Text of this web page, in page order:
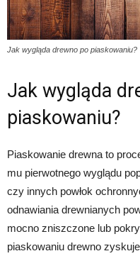
Jak wygląda drewno po piaskowaniu?
Jak wygląda
piaskowaniu?
Piaskowanie drewna to
mu pierwotnego wyglądu
czy innych powłok
odnawiania drewnianych
mocno zniszczone lub
piaskowaniu drewno